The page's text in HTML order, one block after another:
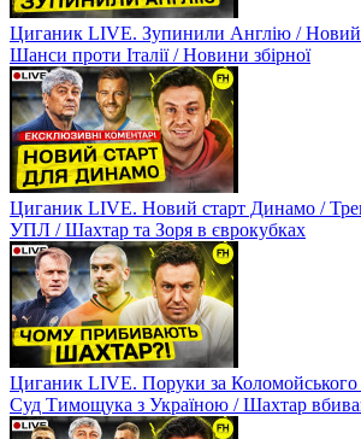
Циганик LIVE. Зупинили Англію / Новий
Шанси проти Італії / Новини збірної
Циганик LIVE. Новий старт Динамо /
УПЛ / Шахтар та Зоря в єврокубках
Циганик LIVE. Поруки за
Суд Тимощука з Україною / Шахтар